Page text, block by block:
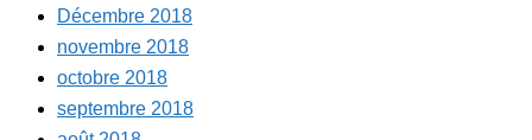
Décembre 2018
novembre 2018
octobre 2018
septembre 2018